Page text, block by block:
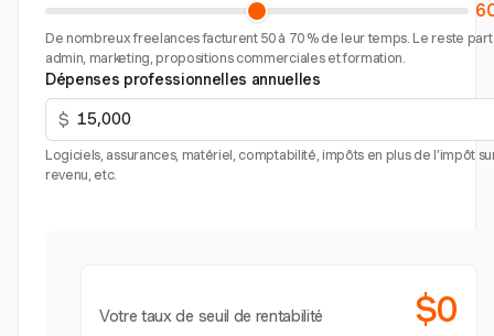
De nombreux freelances facturent 50 à 70 % de leur temps. Le reste
admin, marketing, propositions commerciales et formation.
Dépenses professionnelles annuelles
$
Logiciels, assurances, matériel, comptabilité, impôts en plus de l’impôt
revenu, etc.
Votre taux de seuil de rentabilité $0